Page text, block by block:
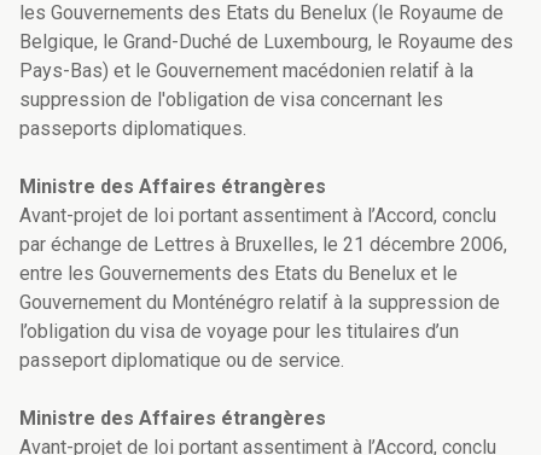
les Gouvernements des Etats du Benelux (le Royaume de
Belgique, le Grand-Duché de Luxembourg, le Royaume des
Pays-Bas) et le Gouvernement macédonien relatif à la
suppression de l'obligation de visa concernant les
passeports diplomatiques.
Ministre des Affaires étrangères
Avant-projet de loi portant assentiment à l’Accord, conclu
par échange de Lettres à Bruxelles, le 21 décembre 2006,
entre les Gouvernements des Etats du Benelux et le
Gouvernement du Monténégro relatif à la suppression de
l’obligation du visa de voyage pour les titulaires d’un
passeport diplomatique ou de service.
Ministre des Affaires étrangères
Avant-projet de loi portant assentiment à l’Accord, conclu